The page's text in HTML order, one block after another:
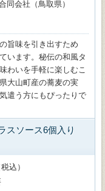
同会社（鳥取県）
旨味を引き出すため
います。秘伝の和風タ
わいを手軽に楽しむこ
大山町産の蕎麦の実
遣う方にもぴったりで
スソース6個入り
込）